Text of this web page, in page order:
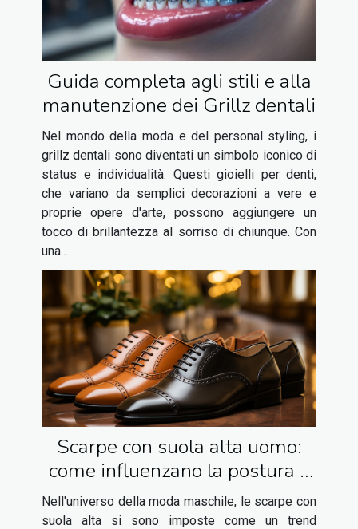
Guida completa agli stili e alla
manutenzione dei Grillz dentali
Nel mondo della moda e del personal styling, i
grillz dentali sono diventati un simbolo iconico di
status e individualità. Questi gioielli per denti,
che variano da semplici decorazioni a vere e
proprie opere d'arte, possono aggiungere un
tocco di brillantezza al sorriso di chiunque. Con
una...
Scarpe con suola alta uomo:
come influenzano la postura e
il benessere
Nell'universo della moda maschile, le scarpe con
suola alta si sono imposte come un trend